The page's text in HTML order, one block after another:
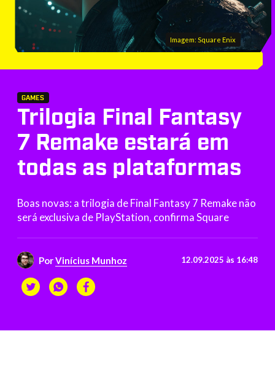
Imagem: Square Enix
GAMES
Trilogia Final Fantasy
7 Remake estará em
todas as plataformas
Boas novas: a trilogia de Final Fantasy 7 Remake não
será exclusiva de PlayStation, confirma Square
PorVinícius Munhoz 12.09.2025 às 16:48